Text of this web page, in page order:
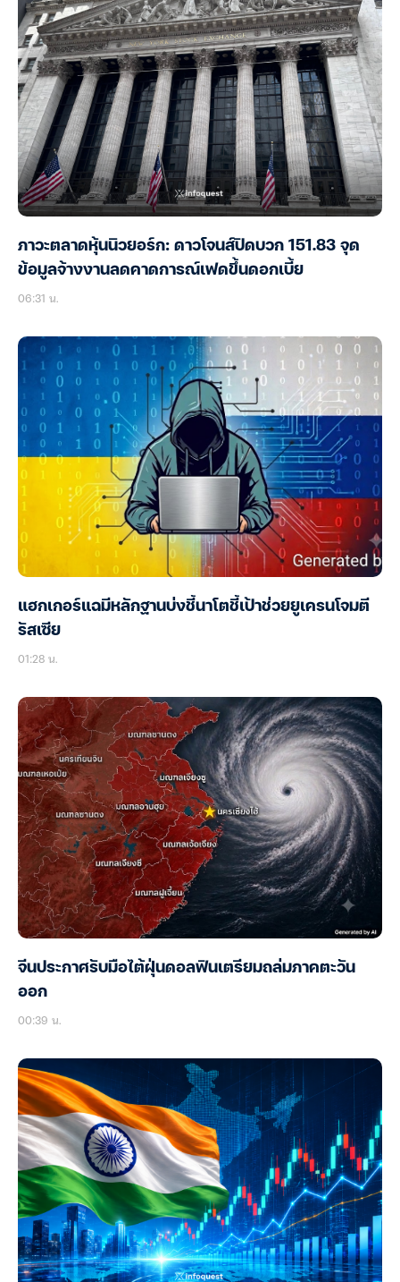
ภาวะตลาดหุ้นนิวยอร์ก: ดาวโจนส์ปิดบวก 151.83 จุด
ข้อมูลจ้างงานลดคาดการณ์เฟดขึ้นดอกเบี้ย
06:31 น.
แฮกเกอร์แฉมีหลักฐานบ่งชี้นาโตชี้เป้าช่วยยูเครนโจมตี
รัสเซีย
01:28 น.
จีนประกาศรับมือไต้ฝุ่นดอลฟินเตรียมถล่มภาคตะวัน
ออก
00:39 น.